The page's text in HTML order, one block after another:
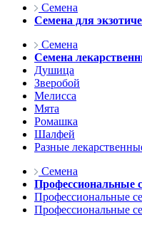
Семена
Семена для
Семена
Семена
Душица
Зверобой
Мелисса
Мята
Ромашка
Шалфей
Разные
Семена
Профессиональные
Профессиональные
Профессиональные